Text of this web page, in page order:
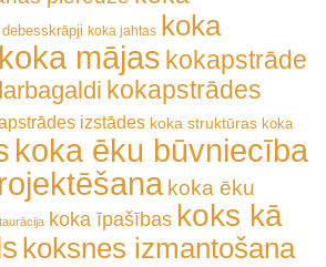
koka jahtas koka
koka mājas kokapstrāde
kokapstrādes
izstādes koka struktūras koka
koka ēku būvniecība
koka ēku
koka īpašības koks kā
koksnes izmantošana